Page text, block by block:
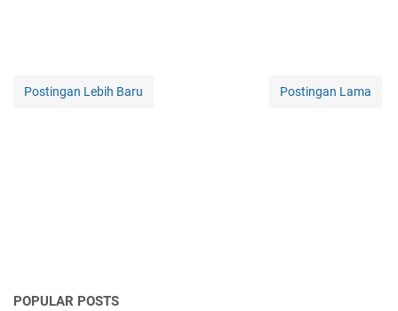
Postingan Lebih Baru Postingan Lama
POPULAR POSTS